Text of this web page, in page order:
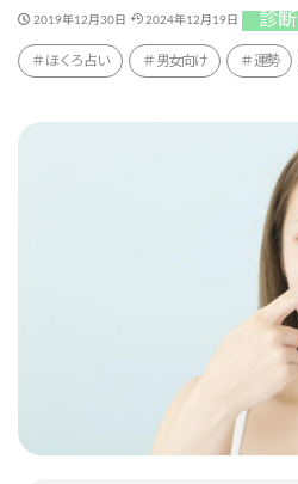
2019年12月30日 2024年12月19日 診断
ほくろ占い 男女向け 運勢